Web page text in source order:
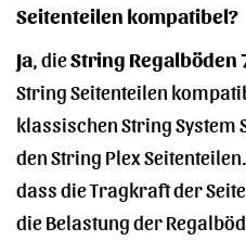
Seitenteilen kompatibel?
Ja , dieString Regalböden
String Seitenteilen
klassischen String System
den String Plex
dass die Tragkraft der
die Belastung der